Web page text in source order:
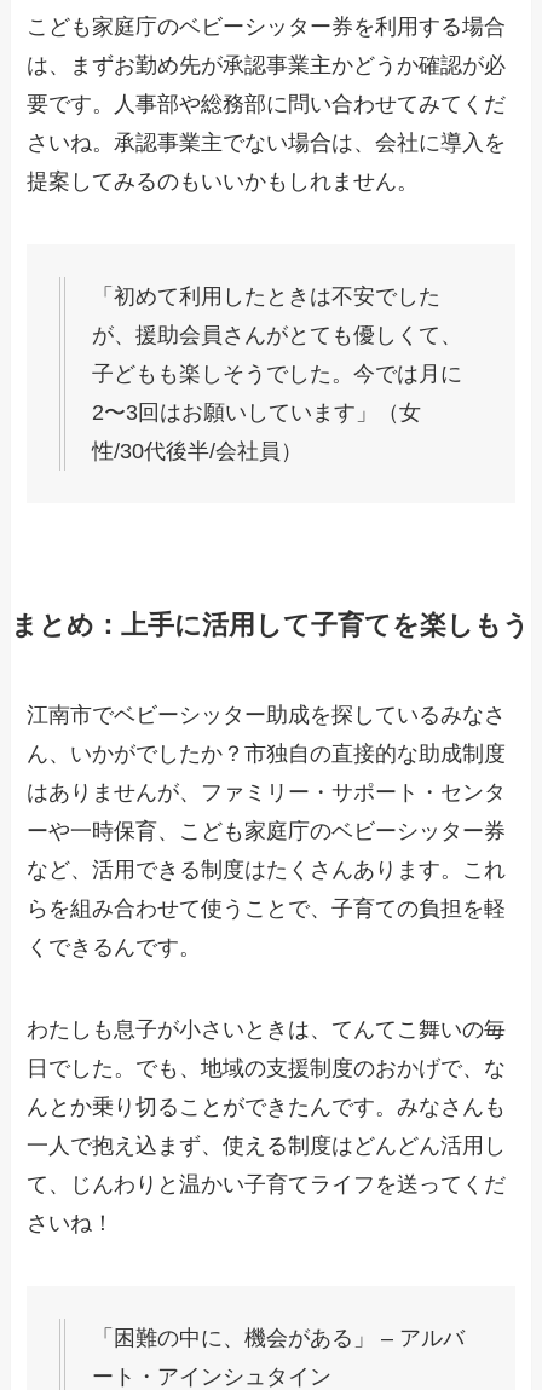
こども家庭庁のベビーシッター券を利用する場合
は、まずお勤め先が承認事業主かどうか確認が必
要です。人事部や総務部に問い合わせてみてくだ
さいね。承認事業主でない場合は、会社に導入を
提案してみるのもいいかもしれません。
「初めて利用したときは不安でした
が、援助会員さんがとても優しくて、
子どもも楽しそうでした。今では月に
2〜3回はお願いしています」（女
性/30代後半/会社員）
まとめ：上手に活用して子育てを楽しもう
江南市でベビーシッター助成を探しているみなさ
ん、いかがでしたか？市独自の直接的な助成制度
はありませんが、ファミリー・サポート・センタ
ーや一時保育、こども家庭庁のベビーシッター券
など、活用できる制度はたくさんあります。これ
らを組み合わせて使うことで、子育ての負担を軽
くできるんです。
わたしも息子が小さいときは、てんてこ舞いの毎
日でした。でも、地域の支援制度のおかげで、な
んとか乗り切ることができたんです。みなさんも
一人で抱え込まず、使える制度はどんどん活用し
て、じんわりと温かい子育てライフを送ってくだ
さいね！
「困難の中に、機会がある」 – アルバ
ート・アインシュタイン